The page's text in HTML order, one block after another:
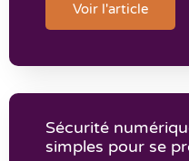
Voir l'article
Sécurité
simples pour se